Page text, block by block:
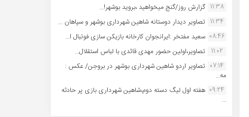
11:38 گزارش روز/گنج میخواهید ،بروید بوشهر!...
11:34 تصاویر دیدار دوستانه شاهین شهردارى بوشهر و سپاهان ...
08:46 سعید مفتخر :ایرانجوان کارخانه بازیکن سازی فوتبال ا...
11:02
تصاویر،اولین حضور مهدی قائدی با لباس استقلال...
07:14 تصاویر اردو شاهین شهرداری بوشهر در بروجن/ عکس :
مه...
09:24 هفته اول لیگ دسته دوم،شاهین شهرداری بازی پر حادثه
...